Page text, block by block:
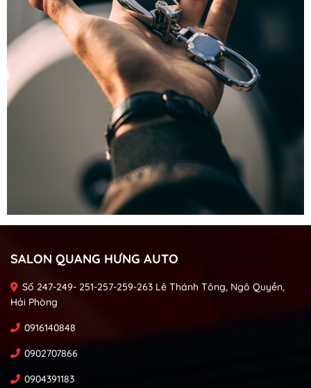
SALON QUANG HƯNG AUTO
Số 247-249- 251-257-259-263 Lê Thánh Tông, Ngô Quyền,
Hải Phòng
0916140848
0902707866
0904391183